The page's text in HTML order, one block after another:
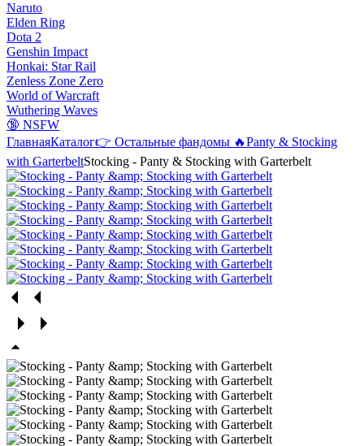
Naruto
Elden Ring
Dota 2
Genshin Impact
Honkai: Star Rail
Zenless Zone Zero
World of Warcraft
Wuthering Waves
🔞 NSFW
ГлавнаяКаталог👉 Остальные фандомы 🔥Panty & Stocking
with GarterbeltStocking - Panty & Stocking with Garterbelt